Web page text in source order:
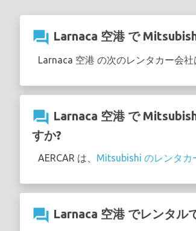
question_answer Larnaca 空港 で
Larnaca 空港 の次のレンタカー会
question_answer Larnaca 空港 で
すか?
AERCAR は、 Mitsubishi のレンタカ
question_answer Larnaca 空港 でレンタル